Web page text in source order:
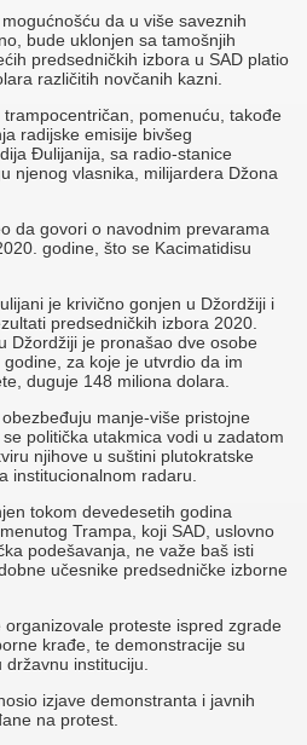
da u više saveznih
bude uklonjen sa tamošnjih
predsedničkih izbora u SAD platio
različitih novčanih kazni.
pomenuću, takođe
radijske emisije bivšeg
Đulijanija, sa radio-stanice
njenog vlasnika, milijardera Džona
da govori o navodnim prevarama
godine, što se Kacimatidisu
je krivično gonjen u Džordžiji i
predsedničkih izbora 2020.
Džordžiji je pronašao dve osobe
za koje je utvrdio da im
duguje 148 miliona dolara.
manje-više pristojne
politička utakmica vodi u zadatom
njihove u suštini plutokratske
institucionalnom radaru.
tokom devedesetih godina
Trampa, koji SAD, uslovno
podešavanja, ne važe baš isti
učesnike predsedničke izborne
proteste ispred zgrade
krađe, te demonstracije su
državnu instituciju.
izjave demonstranta i javnih
na protest.